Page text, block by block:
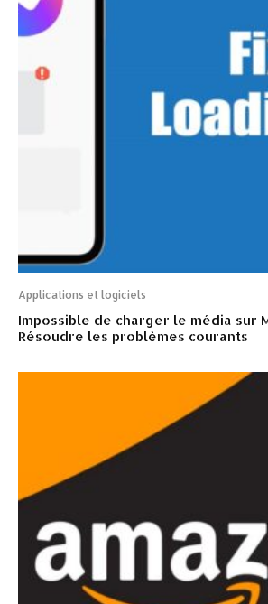
Applications et logiciels
Impossible de charger le média sur
Résoudre les problèmes courants